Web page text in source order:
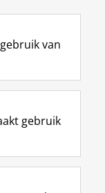
Y
o
T
e
van
gebruik